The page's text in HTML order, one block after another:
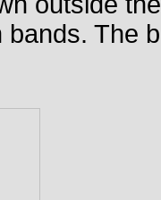
The